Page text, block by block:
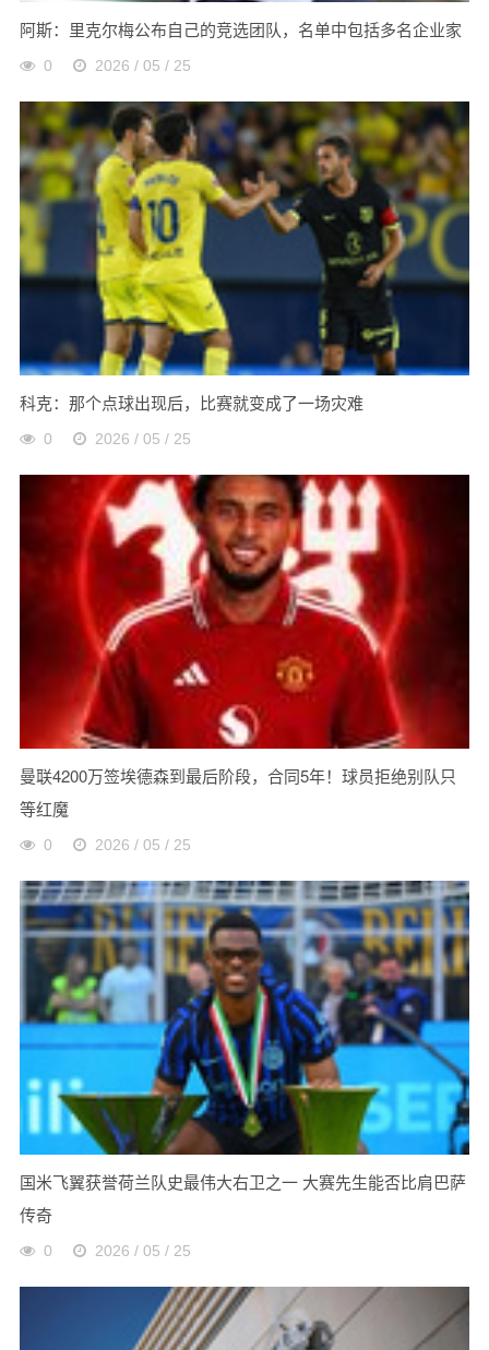
阿斯：里克尔梅公布自己的竞选团队，名单中包括多名企业家
0 2026 / 05 / 25
科克：那个点球出现后，比赛就变成了一场灾难
0 2026 / 05 / 25
曼联4200万签埃德森到最后阶段，合同5年！球员拒绝别队只
等红魔
0 2026 / 05 / 25
国米飞翼获誉荷兰队史最伟大右卫之一 大赛先生能否比肩巴萨
传奇
0 2026 / 05 / 25